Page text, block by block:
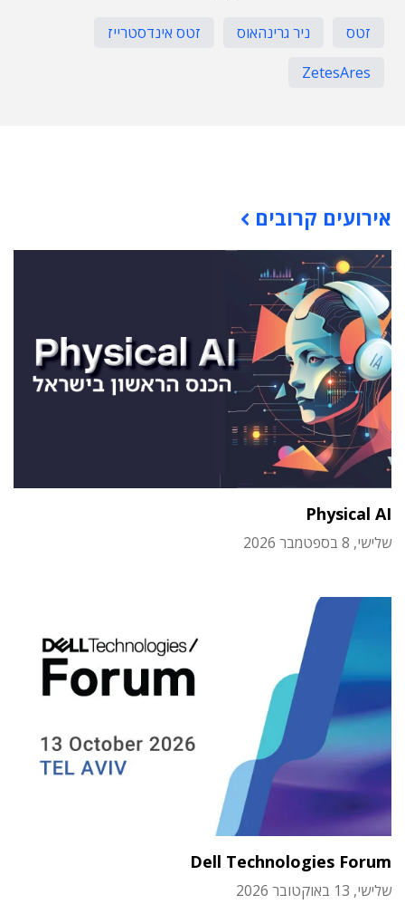
זטס ניר גרינהאוס
זטס אינדסטרייז
ZetesAres
אירועים קרובים
Physical AI
שלישי, 8 בספטמבר 2026
Dell Technologies Forum
שלישי, 13 באוקטובר 2026